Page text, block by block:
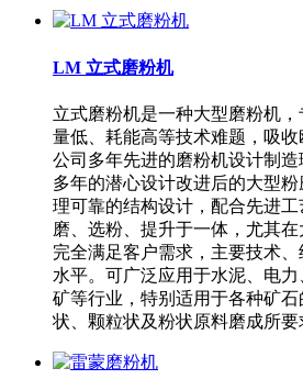
LM 立式磨粉机
立式磨粉机是一种大型磨粉机
量低、耗能高等技术难题，吸
公司多年先进的磨粉机设计制
多年的潜心设计改进后的大型
理可靠的结构设计，配合先进
磨、选粉、提升于一体，尤其
完全满足客户需求，主要技术
水平。可广泛应用于水泥、电
矿等行业，特别适用于各种矿
状、颗粒状及粉状原料磨成所要